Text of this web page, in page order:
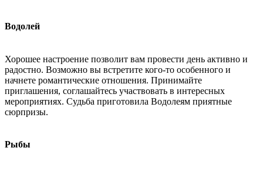
Водолей
Хорошее настроение позволит вам провести день активно и
радостно. Возможно вы встретите кого-то особенного и
начнете романтические отношения. Принимайте
приглашения, соглашайтесь участвовать в интересных
мероприятиях. Судьба приготовила Водолеям приятные
сюрпризы.
Рыбы